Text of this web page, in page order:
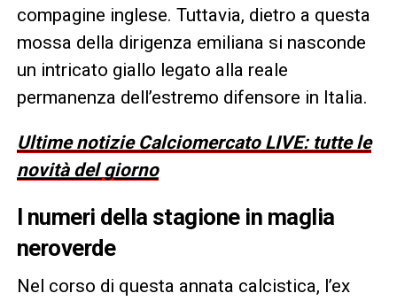
compagine inglese. Tuttavia, dietro a questa
mossa della dirigenza emiliana si nasconde
un intricato giallo legato alla reale
permanenza dell’estremo difensore in Italia.
Ultime notizie Calciomercato LIVE: tutte le
novità del giorno
I numeri della stagione in maglia
neroverde
Nel corso di questa annata calcistica, l’ex